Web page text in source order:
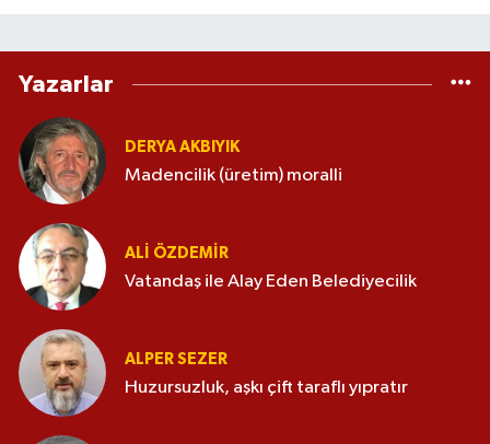
Yazarlar
DERYA AKBIYIK
Madencilik (üretim) moralli
ALI ÖZDEMIR
Vatandaş ile Alay Eden Belediyecilik
ALPER SEZER
Huzursuzluk, aşkı çift taraflı yıpratır